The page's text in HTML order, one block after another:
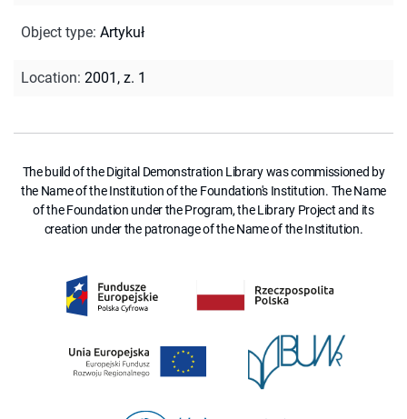
Object type: Artykuł
Location: 2001, z. 1
The build of the Digital Demonstration Library was commissioned by
the Name of the Institution of the Foundation's Institution. The Name
of the Foundation under the Program, the Library Project and its
creation under the patronage of the Name of the Institution.